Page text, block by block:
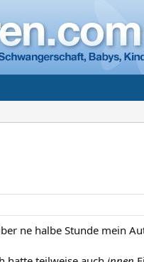
ne halbe Stunde mein